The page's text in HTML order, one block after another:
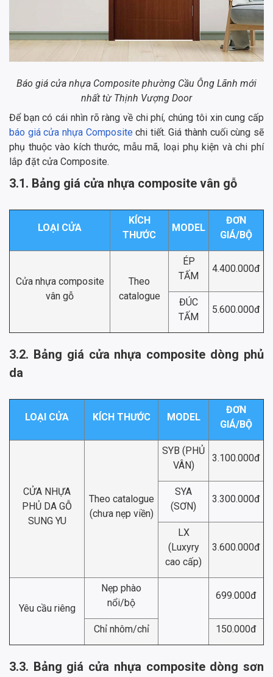
Báo giá cửa nhựa Composite phường Cầu Ông Lãnh mới
nhất từ Thịnh Vượng Door
Để bạn có cái nhìn rõ ràng về chi phí, chúng tôi xin cung cấp
báo giá cửa nhựa Compositechi tiết. Giá thành cuối cùng sẽ
phụ thuộc vào kích thước, mẫu mã, loại phụ kiện và chi phí
lắp đặt cửa Composite.
3.1. Bảng giá cửa nhựa composite vân gỗ
LOẠI CỬA
KÍCH
THƯỚC
MODEL
ĐƠN
GIÁ/BỘ
Cửa nhựa composite
vân gỗ
Theo
catalogue
ÉP
TẤM
4.400.000đ
ĐÚC
TẤM
5.600.000đ
3.2. Bảng giá cửa nhựa composite dòng phủ
da
LOẠI CỬA KÍCH THƯỚC MODEL
ĐƠN
GIÁ/BỘ
CỬA NHỰA
PHỦ DA GỖ
SUNG YU
Theo catalogue
(chưa nẹp viền)
SYB (PHỦ
VÂN)
3.100.000đ
SYA
(SƠN)
3.300.000đ
LX
(Luxyry
cao cấp)
3.600.000đ
Yêu cầu riêng
Nẹp phào
nổi/bộ
699.000đ
Chỉ nhôm/chỉ 150.000đ
3.3. Bảng giá cửa nhựa composite dòng sơn